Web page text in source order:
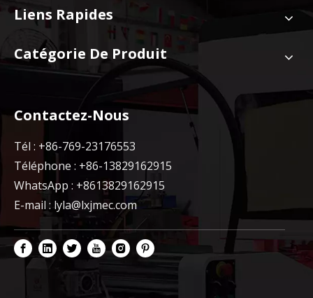
Liens Rapides
Catégorie De Produit
Contactez-Nous
Tél : +86-769-23176553
Téléphone : +86-13829162915
WhatsApp : +8613829162915
E-mail :lyla@lxjmec.com